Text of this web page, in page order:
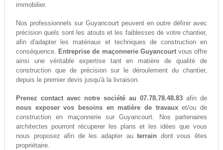
immobilier.
Nos professionnels sur Guyancourt peuvent en outre définir avec
précision quels sont les atouts et les faiblesses de votre chantier,
afin d'adapter les matériaux et techniques de construction en
conséquence. Entreprise de maçonnerie Guyancourtvous offre
ainsi une véritable expertise tant en matière de qualité de
construction que de précision sur le déroulement du chantier,
depuis le premier devis jusqu'à la livraison.
Prenez contact avec notre société au 07.78.78.48.83 afin de
nous exposer vos besoins en matière de travauxet/ou de
construction en maçonnerie sur Guyancourt. Nos partenaires
architectes pourront récuperer les plans et les idées que vous
nous proposez afin de les adapter auterrain dont vous êtes
propriétaire.